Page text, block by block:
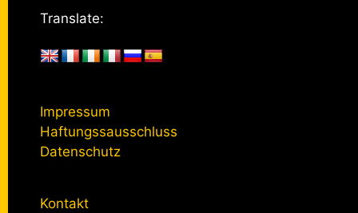
Translate:
Impressum
Haftungssausschluss
Datenschutz
Kontakt